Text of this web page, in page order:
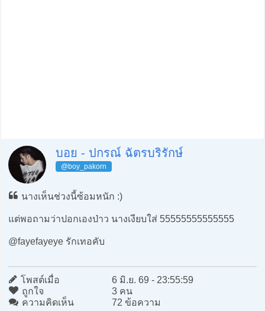
บอย - ปกรณ์ ฉัตรบริรักษ์
@boy_pakorn
นางเห็นช่วงนี้ซ้อมหนัก :)
แต่พอถามว่าปอกเองป่าว นางเงียบใส่ 55555555555555
@fayefayeye รักเทอคับ
โพสต์เมื่อ
6 มิ.ย. 69 - 23:55:59
ถูกใจ
3 คน
ความคิดเห็น
72 ข้อความ